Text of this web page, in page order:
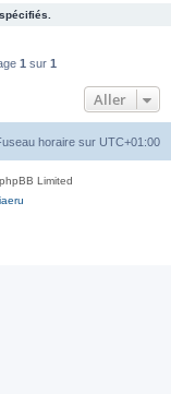
e
r
1 sur 1
Aller
horaire sur UTC+01:00
Limited